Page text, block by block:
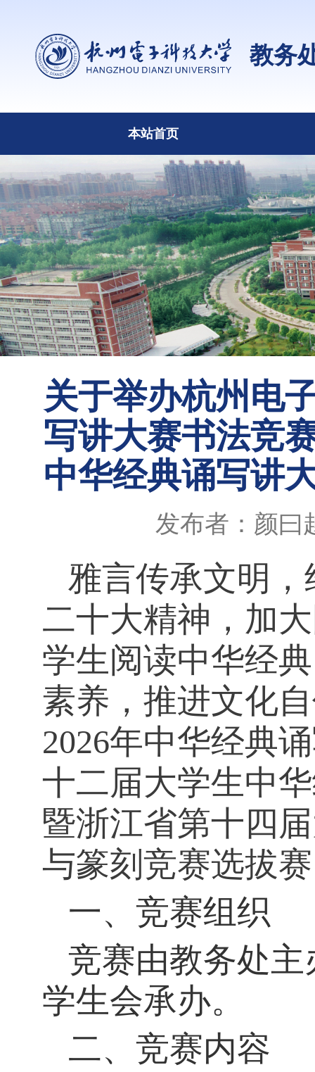
教务
本站首页
关于举办杭州电
写讲大赛书法竞
中华经典诵写讲
发布者：颜曰
雅言传承文明
二十大精神，加
学生阅读中华经
素养，推进文化
2026年中华经典
十二届大学生中
暨浙江省第十四
与篆刻竞赛选拔
一、竞赛组织
竞赛由教务处
学生会承办。
二、竞赛内容